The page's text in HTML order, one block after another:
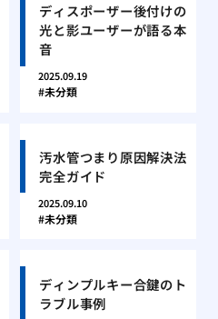
ディスポーザー後付けの
光と影ユーザーが語る本
音
2025.09.19
未分類
汚水管つまり原因解決法
完全ガイド
2025.09.10
未分類
ディンプルキー合鍵のト
ラブル事例